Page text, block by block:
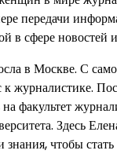
передачи
в сфере новостей
в Москве. С
к журналистике.
факультет
Здесь
чтобы